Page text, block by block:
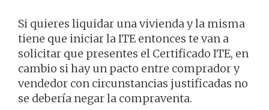
Si quieres liquidar una vivienda y la misma
tiene que iniciar la ITE entonces te van a
solicitar que presentes el Certificado ITE, en
cambio si hay un pacto entre comprador y
vendedor con circunstancias justificadas no
se debería negar la compraventa.